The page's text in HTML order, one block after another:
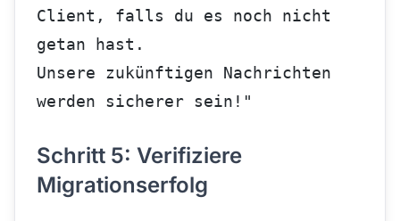
Client, falls du es noch nicht
getan hast.
Unsere zukünftigen Nachrichten
werden sicherer sein!"
Schritt 5: Verifiziere
Migrationserfolg